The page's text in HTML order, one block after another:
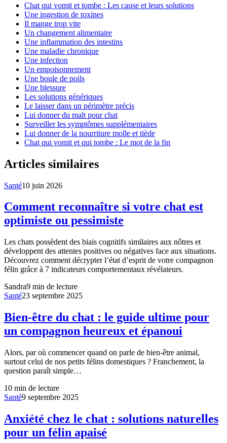
Chat qui vomit et tombe : Les cause et leurs solutions
Une ingestion de toxines
Il mange trop vite
Un changement alimentaire
Une inflammation des intestins
Une maladie chronique
Une infection
Un empoisonnement
Une boule de poils
Une blessure
Les solutions génériques
Le laisser dans un périmètre précis
Lui donner du malt pour chat
Surveiller les symptômes supplémentaires
Lui donner de la nourriture molle et tiède
Chat qui vomit et qui tombe : Le mot de la fin
Articles similaires
Santé10 juin 2026
Comment reconnaître si votre chat est
optimiste ou pessimiste
Les chats possèdent des biais cognitifs similaires aux nôtres et
développent des attentes positives ou négatives face aux situations.
Découvrez comment décrypter l’état d’esprit de votre compagnon
félin grâce à 7 indicateurs comportementaux révélateurs.
Sandra9 min de lecture
Santé23 septembre 2025
Bien-être du chat : le guide ultime pour
un compagnon heureux et épanoui
Alors, par où commencer quand on parle de bien-être animal,
surtout celui de nos petits félins domestiques ? Franchement, la
question paraît simple…
10 min de lecture
Santé9 septembre 2025
Anxiété chez le chat : solutions naturelles
pour un félin apaisé